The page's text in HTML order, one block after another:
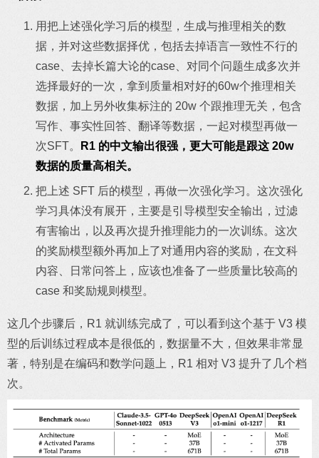
用把上述强化学习后的模型，生成与推理相关的数
据，并对这些数据择优，包括去掉语言一致性不行的
case、去掉长篇大论的case、对同个问题生成多次并
选择最好的一次，拿到质量相对好的60w个推理相关
数据，加上另外收集标注的 20w 个跟推理无关，包含
写作、事实性回答、翻译等数据，一起对模型再做一
次SFT。
R1 的中文输出很强，更大可能是跟这 20w
数据的质量高相关。
把上述 SFT 后的模型，再做一次强化学习。这次强化
学习具体没有展开，主要是引导模型安全输出，过滤
有害输出，以及再次提升推理能力的一次训练。这次
的奖励模型额外再加上了对通用内容的奖励，在文科
内容、日常问答上，应该也准备了一些质量比较高的
case 和奖励规则模型。
这几个步骤后，R1 就训练完成了，可以看到这个基于 V3 模
型的后训练过程成本是很低的，数据量不大，但效果非常显
著，特别是在编码和数学问题上，R1 相对 V3 提升了几个档
次。